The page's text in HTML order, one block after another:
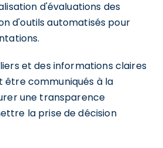
d'évaluations des
d'outils automatisés pour
et des informations claires
communiqués à la
une transparence
la prise de décision